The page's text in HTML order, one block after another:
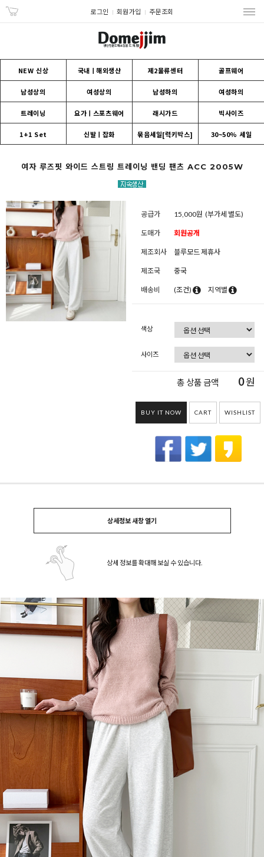
로그인 회원가입 주문조회
NEW 신상 국내ㅣ해외생산 제2물류센터 골프웨어
남성상의 여성상의 남성하의 여성하의
트레이닝 요가ㅣ스포츠웨어 래시가드 빅사이즈
1+1 Set 신발ㅣ잡화 묶음세일[럭키박스] 30~50% 세일
여자 루즈핏 와이드 스트링 트레이닝 밴딩 팬츠 ACC 2005W
공급가 15,000원 (부가세 별도)
도매가 회원공개
제조회사 블루모드 제휴사
제조국 중국
배송비 (조건) 지역별
색상
사이즈
총 상품 금액 0원
BUY IT NOW CART WISHLIST
상세정보 새창 열기
상세 정보를 확대해 보실 수 있습니다.